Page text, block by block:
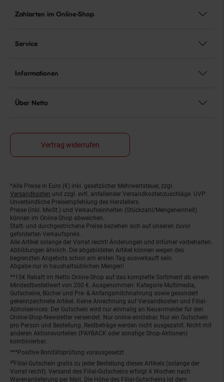
Zahlarten im Online-Shop
Service
Informationen
Über Netto
Vertrag widerrufen
Fußnoten
*Alle Preise in Euro (€) inkl. gesetzlicher Mehrwertsteuer, zzgl.
Versandkosten und zzgl. evtl. anfallender Versandkostenzuschläge. UVP:
Unverbindliche Preisempfehlung des Herstellers.
Preise (inkl. MwSt.) und Verkaufseinheiten (Stückzahl/Mengeneinheit)
können im Online-Shop abweichen.
Statt- und durchgestrichene Preise beziehen sich auf unseren zuvor
geforderten Verkaufspreis.
Alle Artikel solange der Vorrat reicht! Änderungen und Irrtümer vorbehalten.
Abbildungen ähnlich. Die abgebildeten Artikel können wegen des
begrenzten Angebots schon am ersten Tag ausverkauft sein.
Abgabe nur in haushaltsüblichen Mengen!
**15€ Rabatt im Netto Online-Shop auf das komplette Sortiment ab einem
Mindestbestellwert von 200 €. Ausgenommen: Kategorie Multimedia,
Gutscheine, Bücher und Pre- & Anfangsmilchnahrung sowie gesondert
gekennzeichnete Artikel. Keine Anrechnung auf Versandkosten und Filial-
Abholservices. Der Gutschein wird nur einmalig an Neuanmelder für den
Online-Shop-Newsletter versendet. Nur online einlösbar. Nur ein Gutschein
pro Person und Bestellung. Restbeträge werden nicht ausgezahlt. Nicht mit
anderen Aktionsvorteilen (PAYBACK oder sonstige Shop-Aktionen)
kombinierbar.
***Positive Bonitätsprüfung vorausgesetzt
²⁰Filial-Gutschein gratis zu jeder Bestellung dieses Artikels (solange der
Vorrat reicht). Versand des Filial-Gutscheins erfolgt 4 Wochen nach
Warenanlieferung per Mail. Die Höhe des Filial-Gutscheins ist dem